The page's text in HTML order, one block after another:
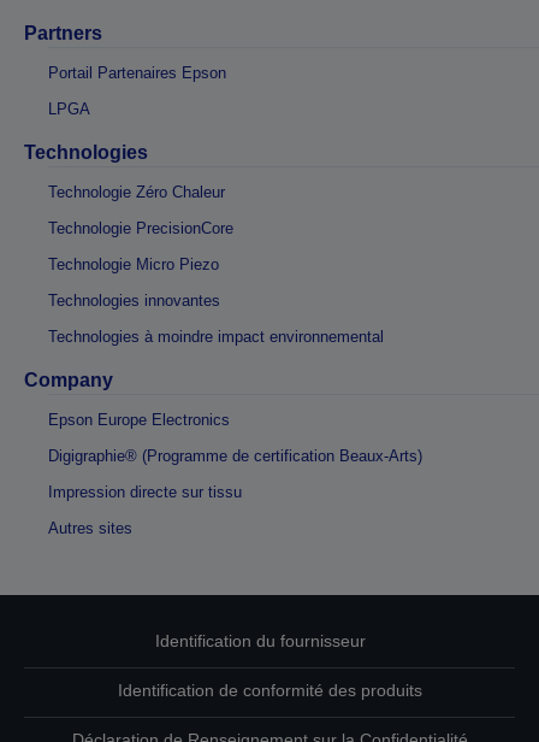
Partners
Portail Partenaires Epson
LPGA
Technologies
Technologie Zéro Chaleur
Technologie PrecisionCore
Technologie Micro Piezo
Technologies innovantes
Technologies à moindre impact environnemental
Company
Epson Europe Electronics
Digigraphie® (Programme de certification Beaux-Arts)
Impression directe sur tissu
Autres sites
Identification du fournisseur
Identification de conformité des produits